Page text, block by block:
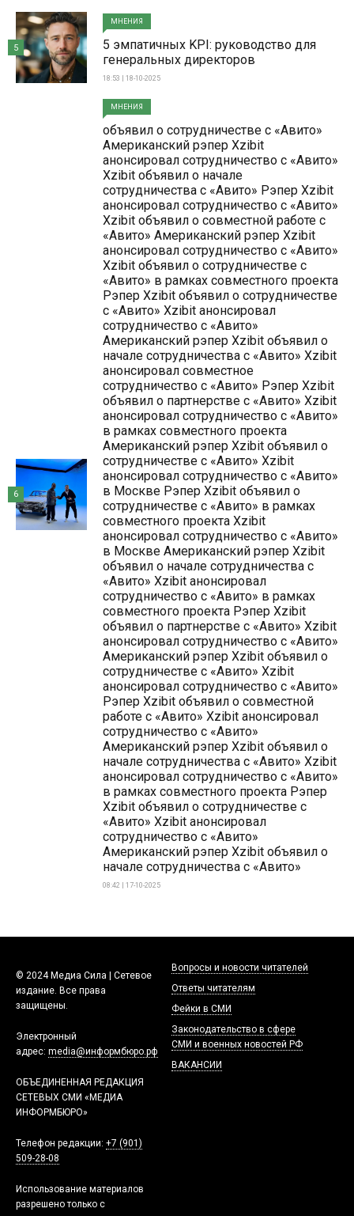
МНЕНИЯ
5 эмпатичных KPI: руководство для
генеральных директоров
18:53 | 18-10-2025
5
МНЕНИЯ
объявил о сотрудничестве с «Авито»
Американский рэпер Xzibit
анонсировал сотрудничество с «Авито»
Xzibit объявил о начале
сотрудничества с «Авито» Рэпер Xzibit
анонсировал сотрудничество с «Авито»
Xzibit объявил о совместной работе с
«Авито» Американский рэпер Xzibit
анонсировал сотрудничество с «Авито»
Xzibit объявил о сотрудничестве с
«Авито» в рамках совместного проекта
Рэпер Xzibit объявил о сотрудничестве
с «Авито» Xzibit анонсировал
сотрудничество с «Авито»
Американский рэпер Xzibit объявил о
начале сотрудничества с «Авито» Xzibit
анонсировал совместное
сотрудничество с «Авито» Рэпер Xzibit
объявил о партнерстве с «Авито» Xzibit
анонсировал сотрудничество с «Авито»
в рамках совместного проекта
Американский рэпер Xzibit объявил о
сотрудничестве с «Авито» Xzibit
анонсировал сотрудничество с «Авито»
в Москве Рэпер Xzibit объявил о
сотрудничестве с «Авито» в рамках
совместного проекта Xzibit
анонсировал сотрудничество с «Авито»
в Москве Американский рэпер Xzibit
объявил о начале сотрудничества с
«Авито» Xzibit анонсировал
сотрудничество с «Авито» в рамках
совместного проекта Рэпер Xzibit
объявил о партнерстве с «Авито» Xzibit
анонсировал сотрудничество с «Авито»
Американский рэпер Xzibit объявил о
сотрудничестве с «Авито» Xzibit
анонсировал сотрудничество с «Авито»
Рэпер Xzibit объявил о совместной
работе с «Авито» Xzibit анонсировал
сотрудничество с «Авито»
Американский рэпер Xzibit объявил о
начале сотрудничества с «Авито» Xzibit
анонсировал сотрудничество с «Авито»
в рамках совместного проекта Рэпер
Xzibit объявил о сотрудничестве с
«Авито» Xzibit анонсировал
сотрудничество с «Авито»
Американский рэпер Xzibit объявил о
начале сотрудничества с «Авито»
08:42 | 17-10-2025
6
© 2024 Медиа Сила | Сетевое
издание. Все права
защищены.
Электронный
адрес: media@информбюро.рф
ОБЪЕДИНЕННАЯ РЕДАКЦИЯ
СЕТЕВЫХ СМИ «МЕДИА
ИНФОРМБЮРО»
Телефон редакции: +7 (901)
509-28-08
Использование материалов
разрешено только с
Вопросы и новости читателей
Ответы читателям
Фейки в СМИ
Законодательство в сфере
СМИ и военных новостей РФ
ВАКАНСИИ